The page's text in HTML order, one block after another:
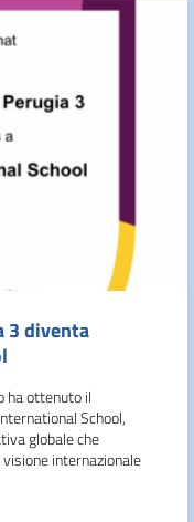
3 diventa
ha ottenuto il
School,
globale che
visione internazionale